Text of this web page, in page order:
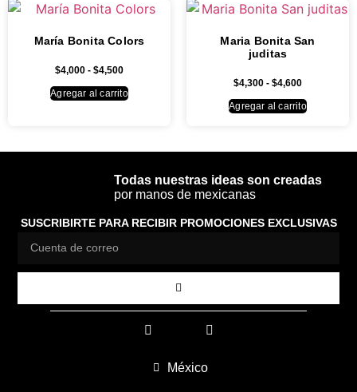
María Bonita Colors
$4,000 - $4,500
Agregar al carrito
Maria Bonita San
juditas
$4,300 - $4,600
Agregar al carrito
Todas nuestras ideas son creadas
por manos de mexicanas
SUSCRIBIRTE PARA RECIBIR PROMOCIONES EXCLUSIVAS
México